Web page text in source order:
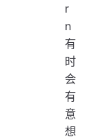
r
n
有
时
会
有
意
想